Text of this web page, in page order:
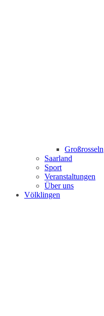
Großrosseln
Saarland
Sport
Veranstaltungen
Über uns
Völklingen